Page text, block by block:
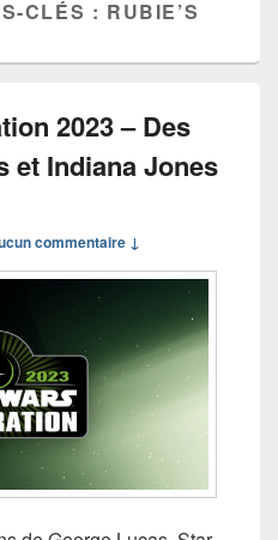
CLÉS : RUBIE’S
2023 – Des
et Indiana Jones
commentaire ↓